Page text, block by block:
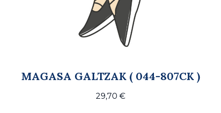
MAGASA GALTZAK ( 044-807CK )
29,70 €